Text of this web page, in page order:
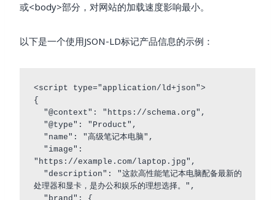
或<body>部分，对网站的加载速度影响最小。
以下是一个使用JSON-LD标记产品信息的示例：
<script type="application/ld+json">
{
"https://example.com/laptop.jpg",
处理器和显卡，是办公和娱乐的理想选择。",